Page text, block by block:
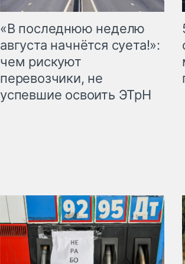
«В последнюю неделю
августа начнётся суета!»:
чем рискуют
перевозчики, не
успевшие освоить ЭТрН